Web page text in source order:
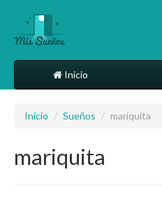
Inicio
Más
Inicio / Sueños / mariquita
mariquita